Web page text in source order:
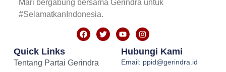
Mari bergabung bersama Gerindra untuk
#SelamatkanIndonesia.
Quick Links
Tentang Partai Gerindra
Hubungi Kami
Email: ppid@gerindra.id